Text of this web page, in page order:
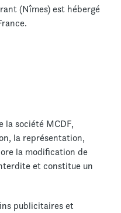
(Nîmes) est hébergé
la société MCDF,
la représentation,
la modification de
et constitue un
publicitaires et